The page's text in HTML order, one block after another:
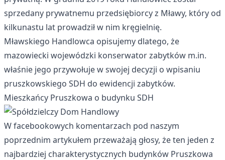
sprzedany prywatnemu przedsiębiorcy z Mławy, który od
kilkunastu lat prowadził w nim kręgielnię.
Mławskiego Handlowca opisujemy dlatego, że
mazowiecki wojewódzki konserwator zabytków m.in.
właśnie jego przywołuje w swojej decyzji o wpisaniu
pruszkowskiego SDH do ewidencji zabytków.
Mieszkańcy Pruszkowa o budynku SDH
W facebookowych komentarzach pod naszym
poprzednim artykułem przeważają głosy, że ten jeden z
najbardziej charakterystycznych budynków Pruszkowa